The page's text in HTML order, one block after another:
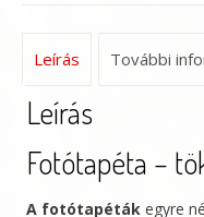
plant
red
on
Leírás További
Leírás
Fotótapéta –
A fotótapéták egyre